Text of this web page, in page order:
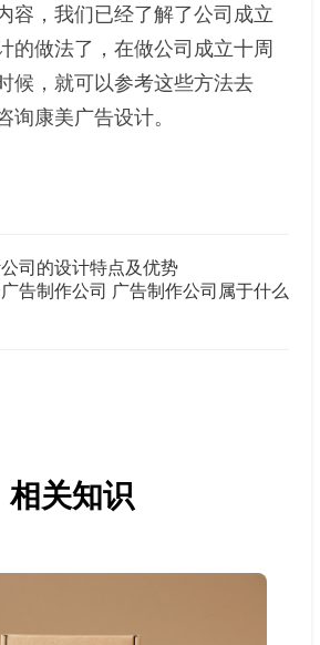
，我们已经了解了公司成立
的做法了，在做公司成立十周
候，就可以参考这些方法去
询康美广告设计。
司的设计特点及优势
告制作公司 广告制作公司属于什么
相关知识